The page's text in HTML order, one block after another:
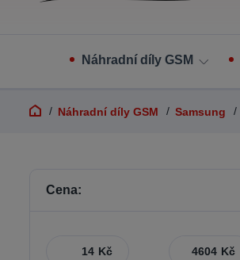
Náhradní díly GSM
Náhradní díly GSM Samsung
Cena:
Kč Kč